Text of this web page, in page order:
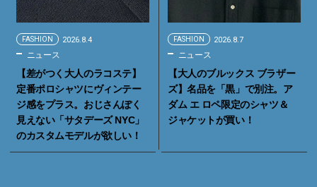
FASHION 2026.8.4
ニュース
【差がつく大人のラコステ】
定番ポロシャツにヴィンテー
ジ感をプラス。おじさんぽく
見えない「サタデーズ NYC」
のカスタムモデルが欲しい！
FASHION 2026.8.7
ニュース
【大人のブルックス ブラザー
ズ】名品を「黒」で別注。ア
ダム エ ロペ限定のシャツ＆
ジャケットが買い！